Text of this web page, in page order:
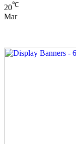
20℃
Mar